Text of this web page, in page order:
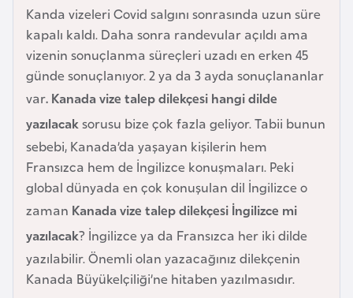
Kanda vizeleri Covid salgını sonrasında uzun süre
kapalı kaldı. Daha sonra randevular açıldı ama
vizenin sonuçlanma süreçleri uzadı en erken 45
günde sonuçlanıyor. 2 ya da 3 ayda sonuçlananlar
var. Kanada vize talep dilekçesi hangi dilde
yazılacaksorusu bize çok fazla geliyor. Tabii bunun
sebebi, Kanada’da yaşayan kişilerin hem
Fransızca hem de İngilizce konuşmaları. Peki
global dünyada en çok konuşulan dil İngilizce o
zaman Kanada vize talep dilekçesi İngilizce mi
yazılacak? İngilizce ya da Fransızca her iki dilde
yazılabilir. Önemli olan yazacağınız dilekçenin
Kanada Büyükelçiliği’ne hitaben yazılmasıdır.
c
a
n
B
a
r
y
n
B
a